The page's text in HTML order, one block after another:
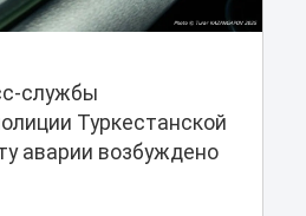
службы
Туркестанской
аварии возбуждено